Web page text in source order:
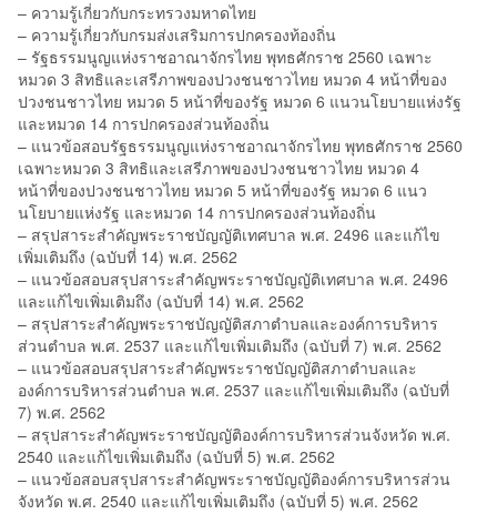
– ความรู้เกี่ยวกับกระทรวงมหาดไทย
– ความรู้เกี่ยวกับกรมส่งเสริมการปกครองท้องถิ่น
– รัฐธรรมนูญแห่งราชอาณาจักรไทย พุทธศักราช 2560 เฉพาะ
หมวด 3 สิทธิและเสรีภาพของปวงชนชาวไทย หมวด 4 หน้าที่ของ
ปวงชนชาวไทย หมวด 5 หน้าที่ของรัฐ หมวด 6 แนวนโยบายแห่งรัฐ
และหมวด 14 การปกครองส่วนท้องถิ่น
– แนวข้อสอบรัฐธรรมนูญแห่งราชอาณาจักรไทย พุทธศักราช 2560
เฉพาะหมวด 3 สิทธิและเสรีภาพของปวงชนชาวไทย หมวด 4
หน้าที่ของปวงชนชาวไทย หมวด 5 หน้าที่ของรัฐ หมวด 6 แนว
นโยบายแห่งรัฐ และหมวด 14 การปกครองส่วนท้องถิ่น
– สรุปสาระสำคัญพระราชบัญญัติเทศบาล พ.ศ. 2496 และแก้ไข
เพิ่มเติมถึง (ฉบับที่ 14) พ.ศ. 2562
– แนวข้อสอบสรุปสาระสำคัญพระราชบัญญัติเทศบาล พ.ศ. 2496
และแก้ไขเพิ่มเติมถึง (ฉบับที่ 14) พ.ศ. 2562
– สรุปสาระสำคัญพระราชบัญญัติสภาตำบลและองค์การบริหาร
ส่วนตำบล พ.ศ. 2537 และแก้ไขเพิ่มเติมถึง (ฉบับที่ 7) พ.ศ. 2562
– แนวข้อสอบสรุปสาระสำคัญพระราชบัญญัติสภาตำบลและ
องค์การบริหารส่วนตำบล พ.ศ. 2537 และแก้ไขเพิ่มเติมถึง (ฉบับที่
7) พ.ศ. 2562
– สรุปสาระสำคัญพระราชบัญญัติองค์การบริหารส่วนจังหวัด พ.ศ.
2540 และแก้ไขเพิ่มเติมถึง (ฉบับที่ 5) พ.ศ. 2562
– แนวข้อสอบสรุปสาระสำคัญพระราชบัญญัติองค์การบริหารส่วน
จังหวัด พ.ศ. 2540 และแก้ไขเพิ่มเติมถึง (ฉบับที่ 5) พ.ศ. 2562